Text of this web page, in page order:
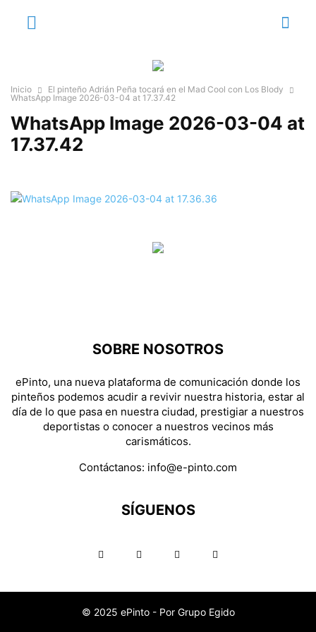
Inicio
El pinteño Adrián Peña tocará en el Mad Cool con Los Blody
WhatsApp Image 2026-03-04 at 17.37.42
WhatsApp Image 2026-03-04 at
17.37.42
SOBRE NOSOTROS
ePinto, una nueva plataforma de comunicación donde los
pinteños podemos acudir a revivir nuestra historia, estar al
día de lo que pasa en nuestra ciudad, prestigiar a nuestros
deportistas o conocer a nuestros vecinos más
carismáticos.
Contáctanos: info@e-pinto.com
SÍGUENOS
© 2025 ePinto - Por Grupo Egido